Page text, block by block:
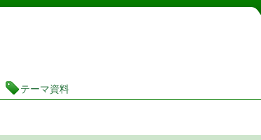
茨城県立図書館 蔵書検索・予約システム
テーマ資料